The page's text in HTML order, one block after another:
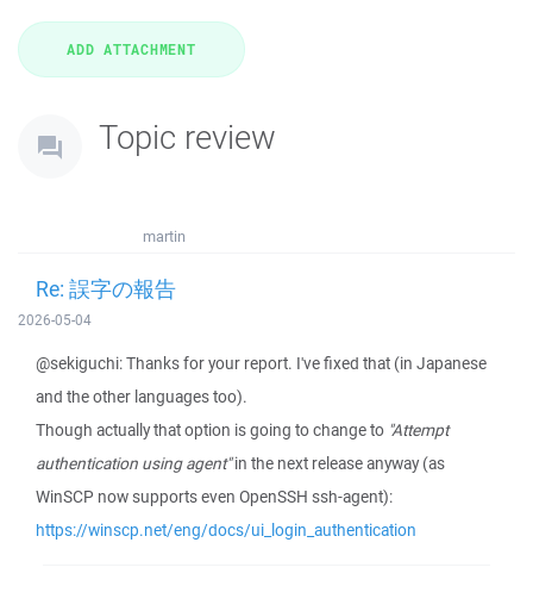
Topic review
martin
Re: 誤字の報告
2026-05-04
@sekiguchi: Thanks for your report. I've fixed that (in Japanese
and the other languages too).
Though actually that option is going to change to "Attempt
authentication using agent"in the next release anyway (as
WinSCP now supports even OpenSSH ssh-agent):
https://winscp.net/eng/docs/ui_login_authentication